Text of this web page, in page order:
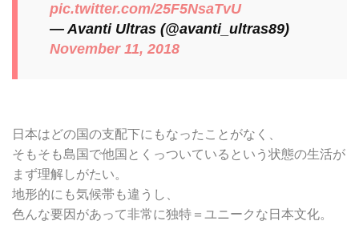
pic.twitter.com/25F5NsaTvU
— Avanti Ultras (@avanti_ultras89)
November 11, 2018
日本はどの国の支配下にもなったことがなく、
そもそも島国で他国とくっついているという状態の生活が
まず理解しがたい。
地形的にも気候帯も違うし、
色んな要因があって非常に独特＝ユニークな日本文化。